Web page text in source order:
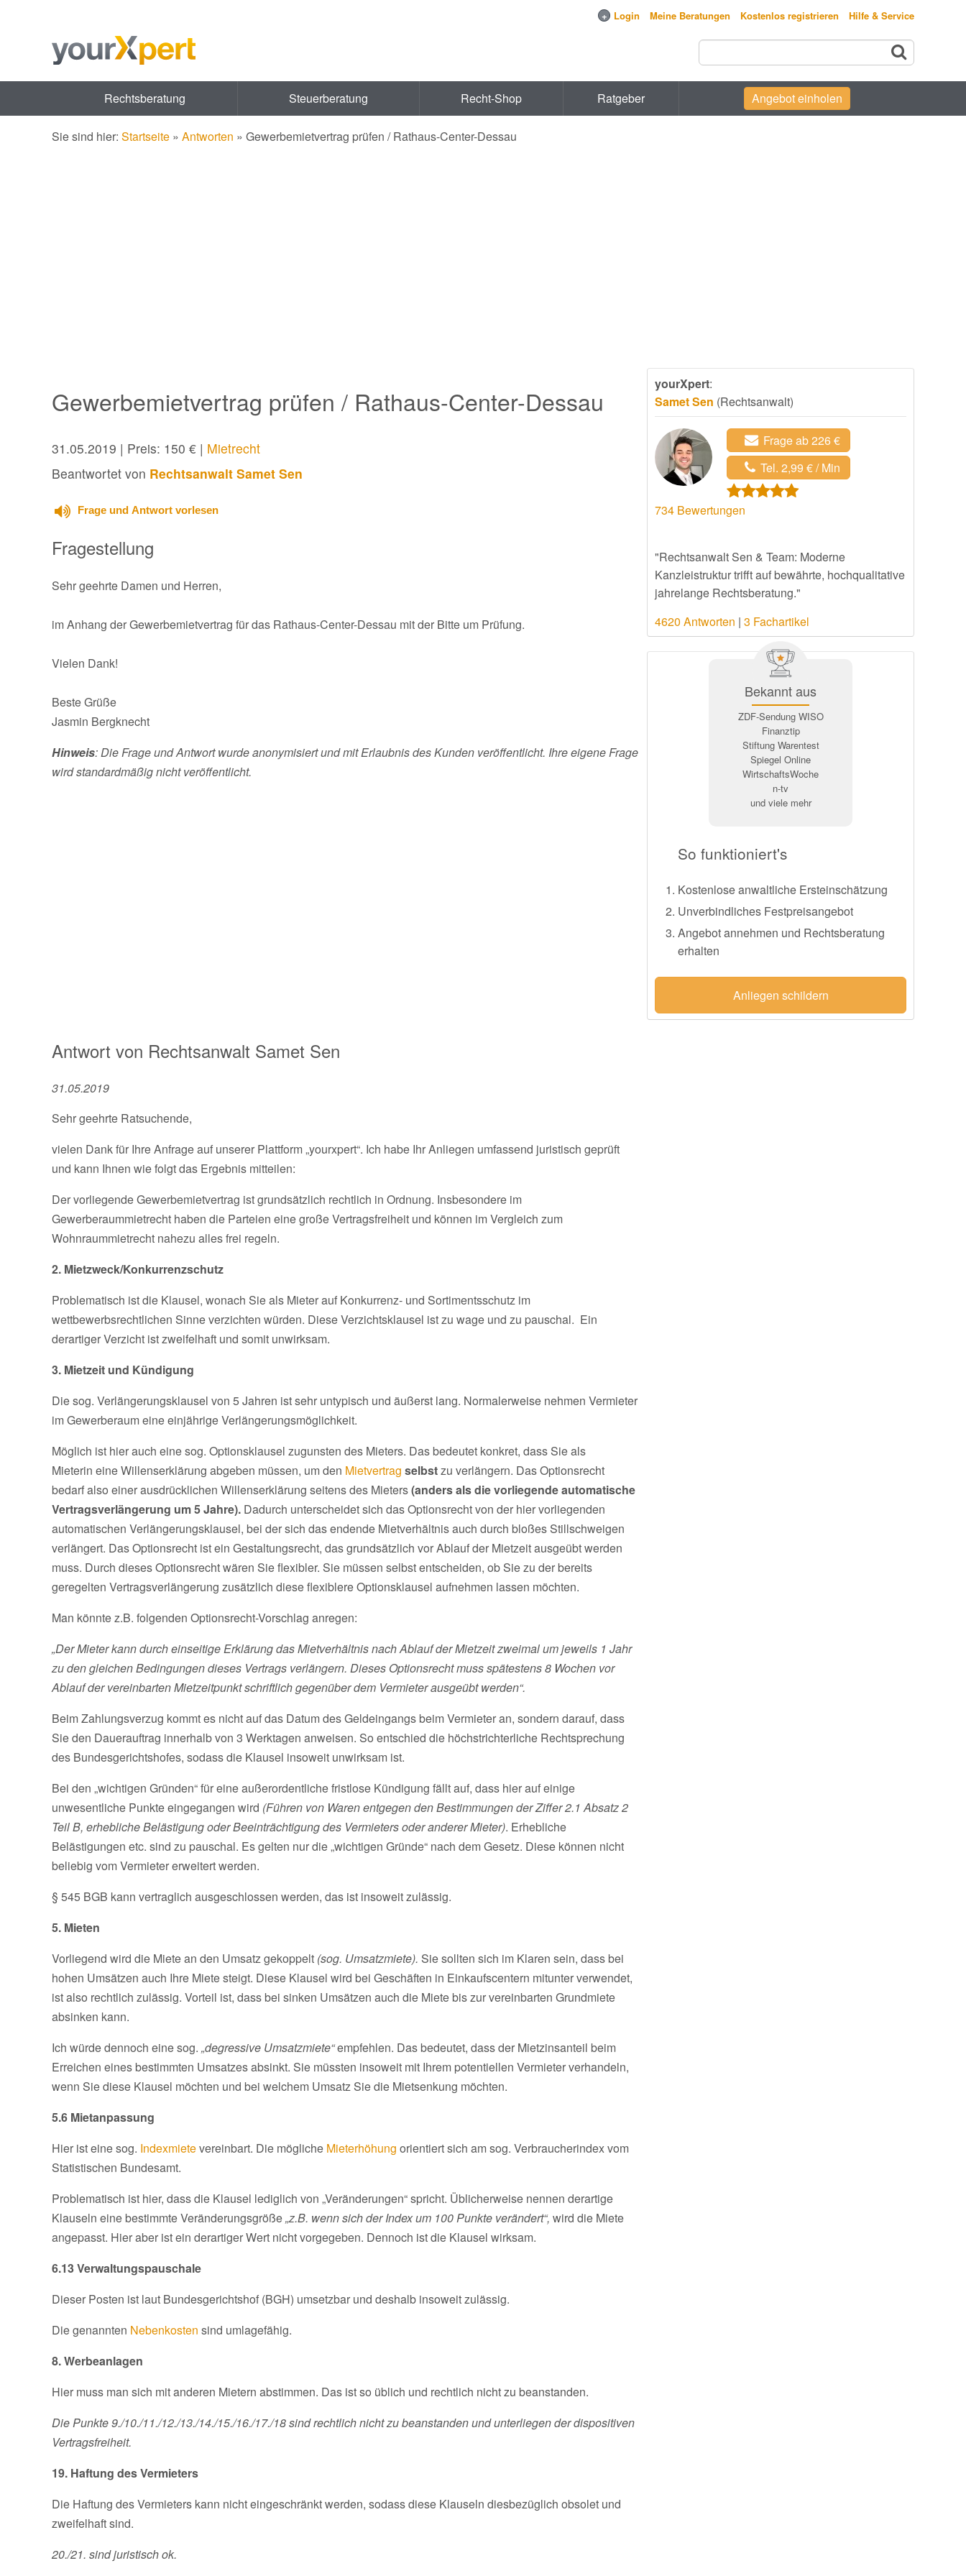
+ Login Meine Beratungen Kostenlos registrieren Hilfe & Service
Rechtsberatung Steuerberatung Recht-Shop Ratgeber Angebot einholen
Sie sind hier: Startseite » Antworten » Gewerbemietvertrag prüfen / Rathaus-Center-Dessau
Gewerbemietvertrag prüfen / Rathaus-Center-Dessau
31.05.2019 | Preis: 150 € | Mietrecht
Beantwortet von Rechtsanwalt Samet Sen
Frage und Antwort vorlesen
Fragestellung
Sehr geehrte Damen und Herren,
im Anhang der Gewerbemietvertrag für das Rathaus-Center-Dessau mit der Bitte um Prüfung.
Vielen Dank!
Beste Grüße
Jasmin Bergknecht
Hinweis: Die Frage und Antwort wurde anonymisiert und mit Erlaubnis des Kunden veröffentlicht. Ihre eigene Frage
wird standardmäßig nicht veröffentlicht.
Antwort von Rechtsanwalt Samet Sen
31.05.2019
Sehr geehrte Ratsuchende,
vielen Dank für Ihre Anfrage auf unserer Plattform „yourxpert“. Ich habe Ihr Anliegen umfassend juristisch geprüft
und kann Ihnen wie folgt das Ergebnis mitteilen:
Der vorliegende Gewerbemietvertrag ist grundsätzlich rechtlich in Ordnung. Insbesondere im
Gewerberaummietrecht haben die Parteien eine große Vertragsfreiheit und können im Vergleich zum
Wohnraummietrecht nahezu alles frei regeln.
2. Mietzweck/Konkurrenzschutz
Problematisch ist die Klausel, wonach Sie als Mieter auf Konkurrenz- und Sortimentsschutz im
wettbewerbsrechtlichen Sinne verzichten würden. Diese Verzichtsklausel ist zu wage und zu pauschal. Ein
derartiger Verzicht ist zweifelhaft und somit unwirksam.
3. Mietzeit und Kündigung
Die sog. Verlängerungsklausel von 5 Jahren ist sehr untypisch und äußerst lang. Normalerweise nehmen Vermieter
im Gewerberaum eine einjährige Verlängerungsmöglichkeit.
Möglich ist hier auch eine sog. Optionsklausel zugunsten des Mieters. Das bedeutet konkret, dass Sie als
Mieterin eine Willenserklärung abgeben müssen, um den Mietvertrag selbstzu verlängern. Das Optionsrecht
bedarf also einer ausdrücklichen Willenserklärung seitens des Mieters(anders als die vorliegende automatische
Vertragsverlängerung um 5 Jahre). Dadurch unterscheidet sich das Optionsrecht von der hier vorliegenden
automatischen Verlängerungsklausel, bei der sich das endende Mietverhältnis auch durch bloßes Stillschweigen
verlängert. Das Optionsrecht ist ein Gestaltungsrecht, das grundsätzlich vor Ablauf der Mietzeit ausgeübt werden
muss. Durch dieses Optionsrecht wären Sie flexibler. Sie müssen selbst entscheiden, ob Sie zu der bereits
geregelten Vertragsverlängerung zusätzlich diese flexiblere Optionsklausel aufnehmen lassen möchten.
Man könnte z.B. folgenden Optionsrecht-Vorschlag anregen:
„Der Mieter kann durch einseitige Erklärung das Mietverhältnis nach Ablauf der Mietzeit zweimal um jeweils 1 Jahr
zu den gleichen Bedingungen dieses Vertrags verlängern. Dieses Optionsrecht muss spätestens 8 Wochen vor
Ablauf der vereinbarten Mietzeitpunkt schriftlich gegenüber dem Vermieter ausgeübt werden“.
Beim Zahlungsverzug kommt es nicht auf das Datum des Geldeingangs beim Vermieter an, sondern darauf, dass
Sie den Dauerauftrag innerhalb von 3 Werktagen anweisen. So entschied die höchstrichterliche Rechtsprechung
des Bundesgerichtshofes, sodass die Klausel insoweit unwirksam ist.
Bei den „wichtigen Gründen“ für eine außerordentliche fristlose Kündigung fällt auf, dass hier auf einige
unwesentliche Punkte eingegangen wird (Führen von Waren entgegen den Bestimmungen der Ziffer 2.1 Absatz 2
Teil B, erhebliche Belästigung oder Beeinträchtigung des Vermieters oder anderer Mieter). Erhebliche
Belästigungen etc. sind zu pauschal. Es gelten nur die „wichtigen Gründe“ nach dem Gesetz. Diese können nicht
beliebig vom Vermieter erweitert werden.
§ 545 BGB kann vertraglich ausgeschlossen werden, das ist insoweit zulässig.
5. Mieten
Vorliegend wird die Miete an den Umsatz gekoppelt (sog. Umsatzmiete). Sie sollten sich im Klaren sein, dass bei
hohen Umsätzen auch Ihre Miete steigt. Diese Klausel wird bei Geschäften in Einkaufscentern mitunter verwendet,
ist also rechtlich zulässig. Vorteil ist, dass bei sinken Umsätzen auch die Miete bis zur vereinbarten Grundmiete
absinken kann.
Ich würde dennoch eine sog. „degressive Umsatzmiete“empfehlen. Das bedeutet, dass der Mietzinsanteil beim
Erreichen eines bestimmten Umsatzes absinkt. Sie müssten insoweit mit Ihrem potentiellen Vermieter verhandeln,
wenn Sie diese Klausel möchten und bei welchem Umsatz Sie die Mietsenkung möchten.
5.6 Mietanpassung
Hier ist eine sog. Indexmietevereinbart. Die mögliche Mieterhöhung orientiert sich am sog. Verbraucherindex vom
Statistischen Bundesamt.
Problematisch ist hier, dass die Klausel lediglich von „Veränderungen“ spricht. Üblicherweise nennen derartige
Klauseln eine bestimmte Veränderungsgröße„z.B. wenn sich der Index um 100 Punkte verändert“, wird die Miete
angepasst. Hier aber ist ein derartiger Wert nicht vorgegeben. Dennoch ist die Klausel wirksam.
6.13 Verwaltungspauschale
Dieser Posten ist laut Bundesgerichtshof (BGH) umsetzbar und deshalb insoweit zulässig.
Die genannten Nebenkosten sind umlagefähig.
8. Werbeanlagen
Hier muss man sich mit anderen Mietern abstimmen. Das ist so üblich und rechtlich nicht zu beanstanden.
Die Punkte 9./10./11./12./13./14./15./16./17./18 sind rechtlich nicht zu beanstanden und unterliegen der dispositiven
Vertragsfreiheit.
19. Haftung des Vermieters
Die Haftung des Vermieters kann nicht eingeschränkt werden, sodass diese Klauseln diesbezüglich obsolet und
zweifelhaft sind.
20./21. sind juristisch ok.
yourXpert:
Samet Sen (Rechtsanwalt)
Frage ab 226 €
Tel. 2,99 € / Min
734 Bewertungen
"Rechtsanwalt Sen & Team: Moderne
Kanzleistruktur trifft auf bewährte, hochqualitative
jahrelange Rechtsberatung."
4620 Antworten | 3 Fachartikel
Bekannt aus
ZDF-Sendung WISO
Finanztip
Stiftung Warentest
Spiegel Online
WirtschaftsWoche
n-tv
und viele mehr
So funktioniert's
Kostenlose anwaltliche Ersteinschätzung
Unverbindliches Festpreisangebot
Angebot annehmen und Rechtsberatung
erhalten
Anliegen schildern